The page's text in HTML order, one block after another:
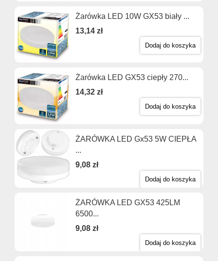
Żarówka LED 10W GX53 biały ...
13,14 zł
Dodaj do koszyka
Żarówka LED GX53 ciepły 270...
14,32 zł
Dodaj do koszyka
ŻARÓWKA LED Gx53 5W CIEPŁA
...
9,08 zł
Dodaj do koszyka
ŻARÓWKA LED GX53 425LM
6500...
9,08 zł
Dodaj do koszyka